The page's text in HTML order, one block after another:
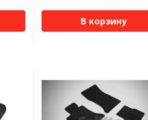
В корзину